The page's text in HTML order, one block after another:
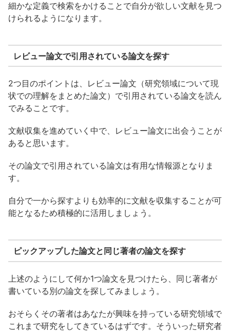
細かな定義で検索をかけることで自分が欲しい文献を見つ
けられるようになります。
レビュー論文で引用されている論文を探す
2つ目のポイントは、レビュー論文（研究領域について現
状での理解をまとめた論文）で引用されている論文を読ん
でみることです。
文献収集を進めていく中で、レビュー論文に出会うことが
あると思います。
その論文で引用されている論文は有用な情報源となりま
す。
自分で一から探すよりも効率的に文献を収集することが可
能となるため積極的に活用しましょう。
ピックアップした論文と同じ著者の論文を探す
上述のようにして何か1つ論文を見つけたら、同じ著者が
書いている別の論文を探してみましょう。
おそらくその著者はあなたが興味を持っている研究領域で
これまで研究をしてきているはずです。そういった研究者